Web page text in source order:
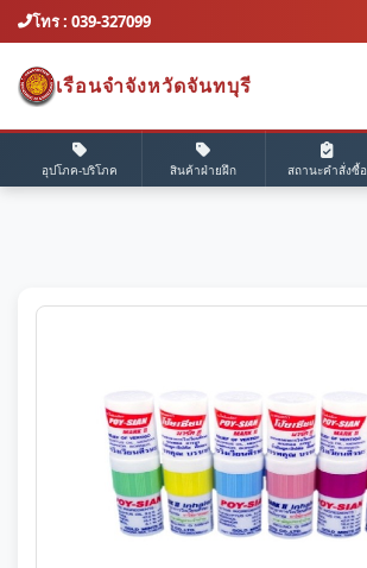
โทร : 039-327099
เรือนจำจังหวัดจันทบุรี
อุปโภค-บริโภค สินค้าฝ่ายฝึก สถานะคำสั่งซื้อ